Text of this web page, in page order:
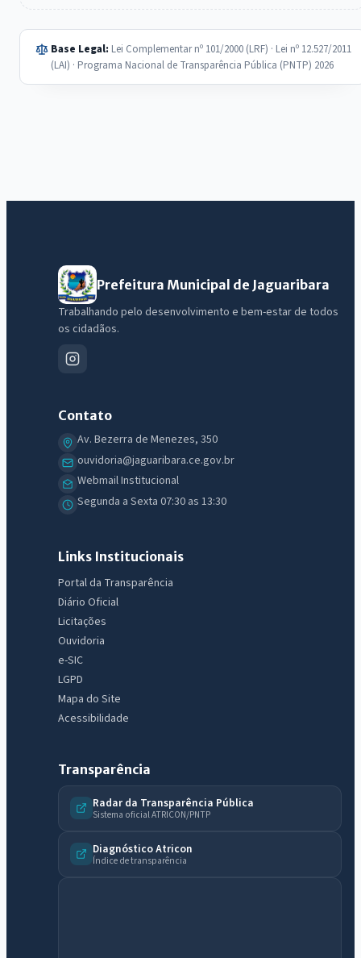
Base Legal: Lei Complementar nº 101/2000 (LRF) · Lei nº 12.527/2011
(LAI) · Programa Nacional de Transparência Pública (PNTP) 2026
Prefeitura Municipal de Jaguaribara
Trabalhando pelo desenvolvimento e bem-estar de todos
os cidadãos.
Contato
Av. Bezerra de Menezes, 350
ouvidoria@jaguaribara.ce.gov.br
Webmail Institucional
Segunda a Sexta 07:30 as 13:30
Links Institucionais
Portal da Transparência
Diário Oficial
Licitações
Ouvidoria
e-SIC
LGPD
Mapa do Site
Acessibilidade
Transparência
Radar da Transparência Pública
Sistema oficial ATRICON/PNTP
Diagnóstico Atricon
Índice de transparência